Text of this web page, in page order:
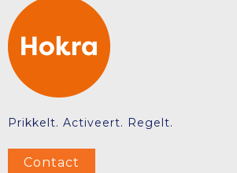
Prikkelt. Activeert. Regelt.
Contact